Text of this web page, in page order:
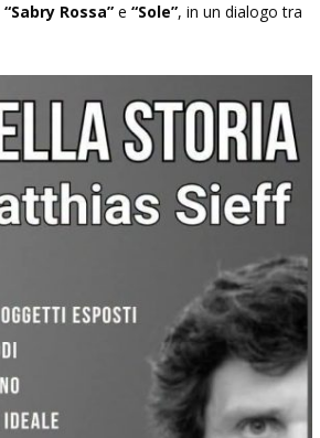
“Sabry Rossa”e “Sole”, in un dialogo tra